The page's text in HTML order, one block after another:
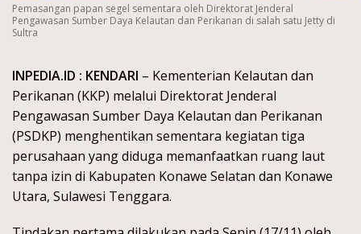
Pemasangan papan segel sementara oleh Direktorat Jenderal
Pengawasan Sumber Daya Kelautan dan Perikanan di salah satu Jetty di
Sultra
INPEDIA.ID : KENDARI – Kementerian Kelautan dan
Perikanan (KKP) melalui Direktorat Jenderal
Pengawasan Sumber Daya Kelautan dan Perikanan
(PSDKP) menghentikan sementara kegiatan tiga
perusahaan yang diduga memanfaatkan ruang laut
tanpa izin di Kabupaten Konawe Selatan dan Konawe
Utara, Sulawesi Tenggara.